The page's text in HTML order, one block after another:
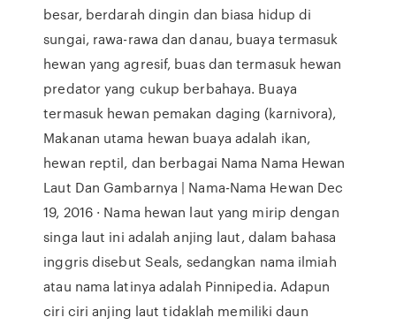
besar, berdarah dingin dan biasa hidup di
sungai, rawa-rawa dan danau, buaya termasuk
hewan yang agresif, buas dan termasuk hewan
predator yang cukup berbahaya. Buaya
termasuk hewan pemakan daging (karnivora),
Makanan utama hewan buaya adalah ikan,
hewan reptil, dan berbagai Nama Nama Hewan
Laut Dan Gambarnya | Nama-Nama Hewan Dec
19, 2016 · Nama hewan laut yang mirip dengan
singa laut ini adalah anjing laut, dalam bahasa
inggris disebut Seals, sedangkan nama ilmiah
atau nama latinya adalah Pinnipedia. Adapun
ciri ciri anjing laut tidaklah memiliki daun